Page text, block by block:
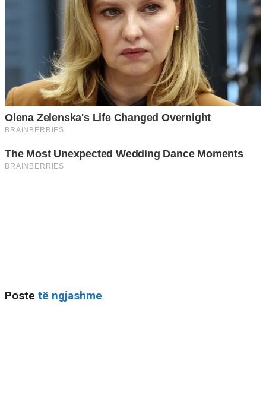
Poste të ngjashme